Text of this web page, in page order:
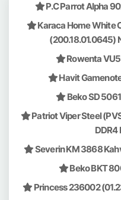
P.C Parrot Alpha
Karaca Home White
(200.18.01.0645)
Rowenta
Havit
Beko SD
Patriot Viper Steel
DDR4
Severin KM 3868
Beko BKT
Princess 236002